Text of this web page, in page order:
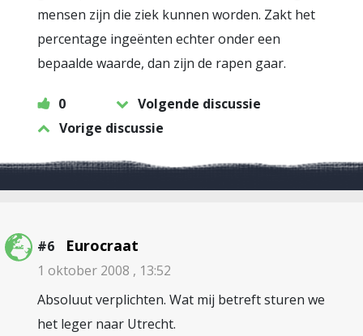
mensen zijn die ziek kunnen worden. Zakt het
percentage ingeënten echter onder een
bepaalde waarde, dan zijn de rapen gaar.
0
Volgende discussie
Vorige discussie
#6 Eurocraat
1 oktober 2008 , 13:52
Absoluut verplichten. Wat mij betreft sturen we
het leger naar Utrecht.